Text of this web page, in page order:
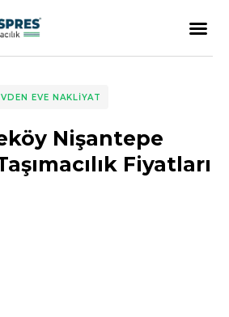
EVE NAKLIYAT
Nişantepe
Fiyatları